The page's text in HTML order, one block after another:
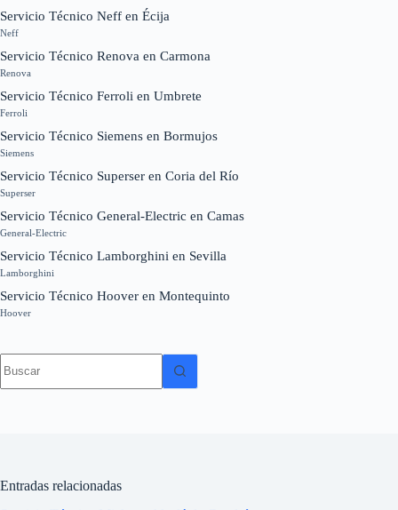
Servicio Técnico Neff en Écija
Neff
Servicio Técnico Renova en Carmona
Renova
Servicio Técnico Ferroli en Umbrete
Ferroli
Servicio Técnico Siemens en Bormujos
Siemens
Servicio Técnico Superser en Coria del Río
Superser
Servicio Técnico General-Electric en Camas
General-Electric
Servicio Técnico Lamborghini en Sevilla
Lamborghini
Servicio Técnico Hoover en Montequinto
Hoover
resultados
Entradas relacionadas